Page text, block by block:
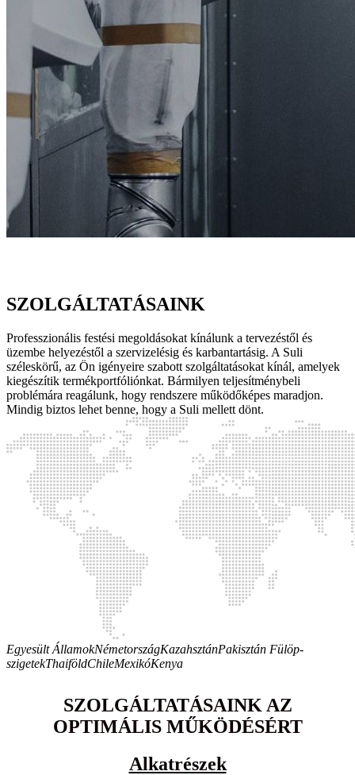
SZOLGÁLTATÁSAINK
Professzionális festési megoldásokat kínálunk a tervezéstől és
üzembe helyezéstől a szervizelésig és karbantartásig. A Suli
széleskörű, az Ön igényeire szabott szolgáltatásokat kínál, amelyek
kiegészítik termékportfóliónkat. Bármilyen teljesítménybeli
problémára reagálunk, hogy rendszere működőképes maradjon.
Mindig biztos lehet benne, hogy a Suli mellett dönt.
Egyesült ÁllamokNémetországKazahsztánPakisztán Fülöp-
szigetekThaiföldChileMexikóKenya
SZOLGÁLTATÁSAINK AZ
OPTIMÁLIS MŰKÖDÉSÉRT
Alkatrészek